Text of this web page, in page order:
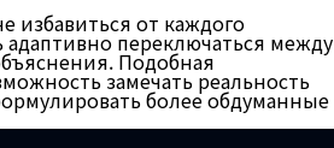
избавиться от каждого
адаптивно переключаться между
Подобная
замечать реальность
более обдуманные